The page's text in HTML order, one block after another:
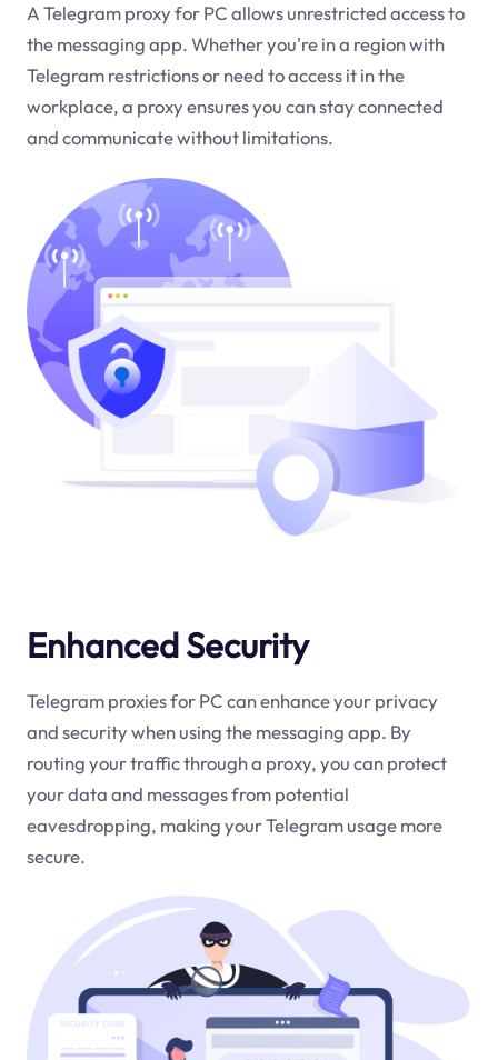
A Telegram proxy for PC allows unrestricted access to
the messaging app. Whether you're in a region with
Telegram restrictions or need to access it in the
workplace, a proxy ensures you can stay connected
and communicate without limitations.
Enhanced Security
Telegram proxies for PC can enhance your privacy
and security when using the messaging app. By
routing your traffic through a proxy, you can protect
your data and messages from potential
eavesdropping, making your Telegram usage more
secure.